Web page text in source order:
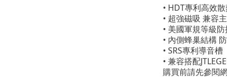
• HDT專利高效
• 超強磁吸 兼容
• 美國軍規等級
• 內側蜂巢結構
• SRS專利導音槽
• 兼容搭配
購買前請先參閱